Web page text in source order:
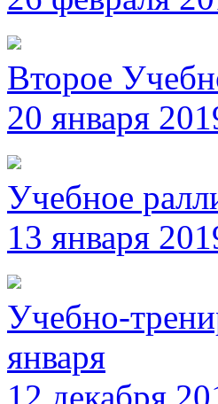
Второе
20 января
Учебное
13 января
Учебно-
января